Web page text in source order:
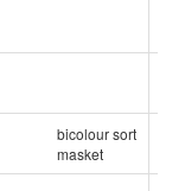
bicolour sort
masket